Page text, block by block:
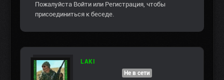
Пожалуйста Войти или Регистрация, чтобы
присоединиться к беседе.
LAKI
Не в сети